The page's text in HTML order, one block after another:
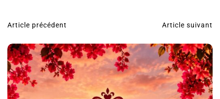
N
a
v
i
g
Article précédent Article suivant